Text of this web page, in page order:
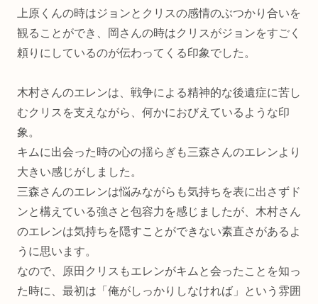
上原くんの時はジョンとクリスの感情のぶつかり合いを
観ることができ、岡さんの時はクリスがジョンをすごく
頼りにしているのが伝わってくる印象でした。
木村さんのエレンは、戦争による精神的な後遺症に苦し
むクリスを支えながら、何かにおびえているような印
象。
キムに出会った時の心の揺らぎも三森さんのエレンより
大きい感じがしました。
三森さんのエレンは悩みながらも気持ちを表に出さずド
ンと構えている強さと包容力を感じましたが、木村さん
のエレンは気持ちを隠すことができない素直さがあるよ
うに思います。
なので、原田クリスもエレンがキムと会ったことを知っ
た時に、最初は「俺がしっかりしなければ」という雰囲